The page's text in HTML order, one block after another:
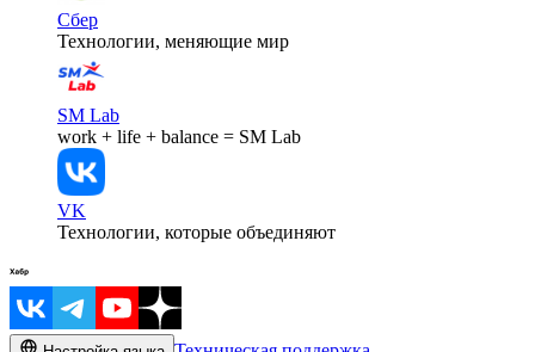
Сбер
Технологии, меняющие мир
SM Lab
work + life + balance = SM Lab
VK
Технологии, которые объединяют